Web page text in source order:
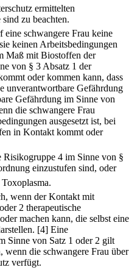
ermittelten
zu beachten.
schwangere Frau keine
keinen Arbeitsbedingungen
Maß mit Biostoffen der
von § 3 Absatz 1 der
oder kommen kann, dass
unverantwortbare Gefährdung
Gefährdung im Sinne von
die schwangere Frau
ausgesetzt ist, bei
in Kontakt kommt oder
4 im Sinne von §
einzustufen sind, oder
wenn der Kontakt mit
2 therapeutische
machen kann, die selbst eine
[4] Eine
Sinne von Satz 1 oder 2 gilt
wenn die schwangere Frau über
verfügt.